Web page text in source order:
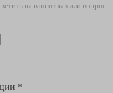
на ваш отзыв или вопрос
*